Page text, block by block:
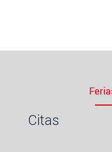
Citas